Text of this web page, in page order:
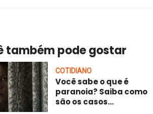
também pode gostar
COTIDIANO
Você sabe o que é
paranoia? Saiba como
são os casos...